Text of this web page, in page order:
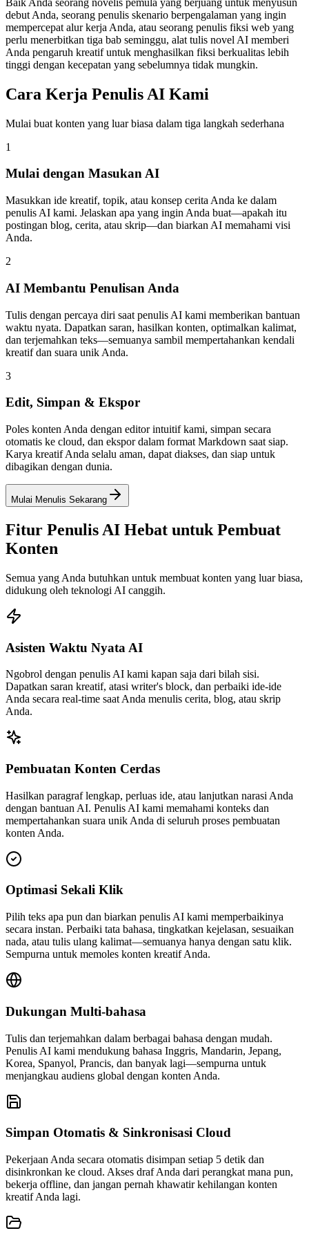
debut Anda, seorang penulis skenario berpengalaman yang ingin
mempercepat alur kerja Anda, atau seorang penulis fiksi web yang
perlu menerbitkan tiga bab seminggu, alat tulis novel AI memberi
Anda pengaruh kreatif untuk menghasilkan fiksi berkualitas lebih
tinggi dengan kecepatan yang sebelumnya tidak mungkin.
Cara Kerja Penulis AI Kami
Mulai buat konten yang luar biasa dalam tiga langkah sederhana
1
Mulai dengan Masukan AI
Masukkan ide kreatif, topik, atau konsep cerita Anda ke dalam
penulis AI kami. Jelaskan apa yang ingin Anda buat—apakah itu
postingan blog, cerita, atau skrip—dan biarkan AI memahami visi
Anda.
2
AI Membantu Penulisan Anda
Tulis dengan percaya diri saat penulis AI kami memberikan bantuan
waktu nyata. Dapatkan saran, hasilkan konten, optimalkan kalimat,
dan terjemahkan teks—semuanya sambil mempertahankan kendali
kreatif dan suara unik Anda.
3
Edit, Simpan & Ekspor
Poles konten Anda dengan editor intuitif kami, simpan secara
otomatis ke cloud, dan ekspor dalam format Markdown saat siap.
Karya kreatif Anda selalu aman, dapat diakses, dan siap untuk
dibagikan dengan dunia.
Mulai Menulis Sekarang
Fitur Penulis AI Hebat untuk Pembuat
Konten
Semua yang Anda butuhkan untuk membuat konten yang luar biasa,
didukung oleh teknologi AI canggih.
Asisten Waktu Nyata AI
Ngobrol dengan penulis AI kami kapan saja dari bilah sisi.
Dapatkan saran kreatif, atasi writer's block, dan perbaiki ide-ide
Anda secara real-time saat Anda menulis cerita, blog, atau skrip
Anda.
Pembuatan Konten Cerdas
Hasilkan paragraf lengkap, perluas ide, atau lanjutkan narasi Anda
dengan bantuan AI. Penulis AI kami memahami konteks dan
mempertahankan suara unik Anda di seluruh proses pembuatan
konten Anda.
Optimasi Sekali Klik
Pilih teks apa pun dan biarkan penulis AI kami memperbaikinya
secara instan. Perbaiki tata bahasa, tingkatkan kejelasan, sesuaikan
nada, atau tulis ulang kalimat—semuanya hanya dengan satu klik.
Sempurna untuk memoles konten kreatif Anda.
Dukungan Multi-bahasa
Tulis dan terjemahkan dalam berbagai bahasa dengan mudah.
Penulis AI kami mendukung bahasa Inggris, Mandarin, Jepang,
Korea, Spanyol, Prancis, dan banyak lagi—sempurna untuk
menjangkau audiens global dengan konten Anda.
Simpan Otomatis & Sinkronisasi Cloud
Pekerjaan Anda secara otomatis disimpan setiap 5 detik dan
disinkronkan ke cloud. Akses draf Anda dari perangkat mana pun,
bekerja offline, dan jangan pernah khawatir kehilangan konten
kreatif Anda lagi.